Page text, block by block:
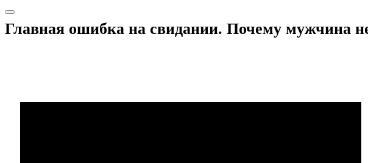
Главная ошибка на свидании. Почему мужчина